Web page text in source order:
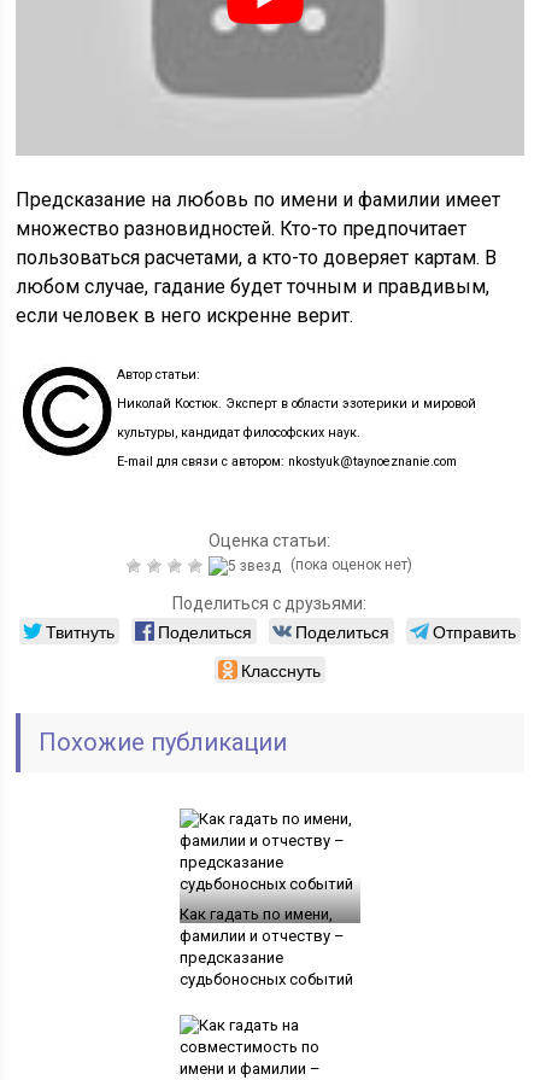
Предсказание на любовь по имени и фамилии имеет
множество разновидностей. Кто-то предпочитает
пользоваться расчетами, а кто-то доверяет картам. В
любом случае, гадание будет точным и правдивым,
если человек в него искренне верит.
Автор статьи:
Николай Костюк. Эксперт в области эзотерики и мировой
культуры, кандидат философских наук.
E-mail для связи с автором: nkostyuk@taynoeznanie.com
Оценка статьи:
(пока оценок нет)
Поделиться с друзьями:
Твитнуть Поделиться Поделиться
Отправить
Класснуть
Похожие публикации
Как гадать по имени,
фамилии и отчеству –
предсказание
судьбоносных событий